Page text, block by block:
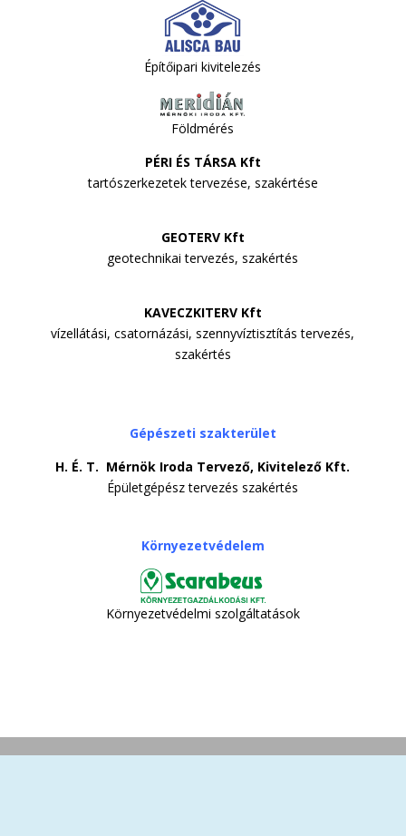
Építőipari kivitelezés
Földmérés
PÉRI ÉS TÁRSA Kft
tartószerkezetek tervezése, szakértése
GEOTERV Kft
geotechnikai tervezés, szakértés
KAVECZKITERV Kft
vízellátási, csatornázási, szennyvíztisztítás tervezés,
szakértés
Gépészeti szakterület
H. É. T. Mérnök Iroda Tervező, Kivitelező Kft.
Épületgépész tervezés szakértés
Környezetvédelem
Környezetvédelmi szolgáltatások